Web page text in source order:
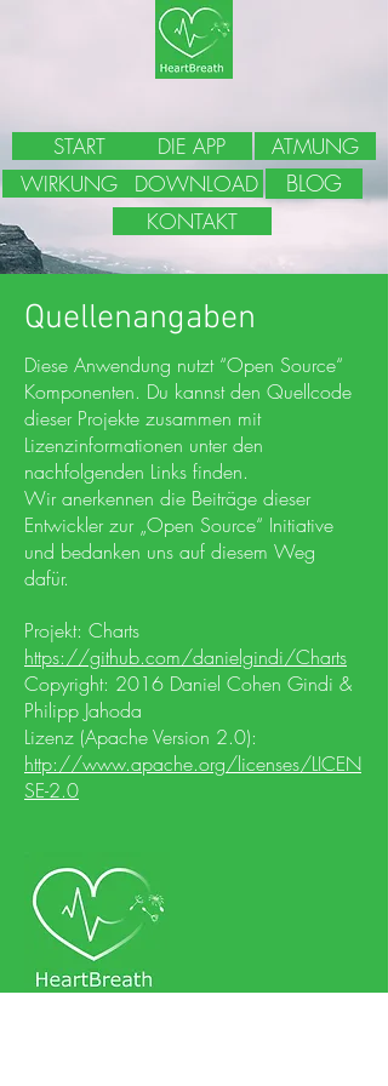
START DIE APP
ATMUNG
WIRKUNG
DOWNLOAD BLOG
KONTAKT
Quellenangaben
Diese Anwendung nutzt “Open Source“
Komponenten. Du kannst den Quellcode
dieser Projekte zusammen mit
Lizenzinformationen unter den
nachfolgenden Links finden.
Wir anerkennen die Beiträge dieser
Entwickler zur „Open Source“ Initiative
und bedanken uns auf diesem Weg
dafür.
Projekt: Charts
https://github.com/danielgindi/Charts
Copyright: 2016 Daniel Cohen Gindi &
Philipp Jahoda
Lizenz (Apache Version 2.0):
http://www.apache.org/licenses/LICEN
SE-2.0